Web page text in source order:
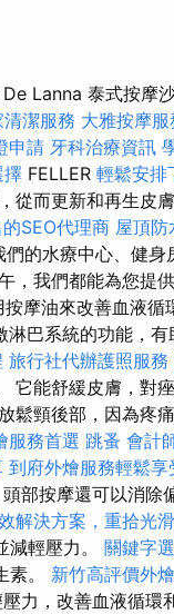
Lanna 泰式按摩
潔服務 大雅按摩服
申請 牙科治療資訊
擇 FELLER 輕鬆安排
從而更新和再生皮
SEO代理商 屋頂防
們的水療中心、健身
我們都能為您提
摩油來改善血液
淋巴系統的功能，
旅行社代辦護照服務
它能舒緩皮膚，對
鬆頸後部，因為疼
服務首選 跳蚤 會計
到府外燴服務輕鬆享
部按摩還可以消除
解決方案，重拾光
減輕壓力。 關鍵字
素。 新竹高評價外
力，改善血液循環